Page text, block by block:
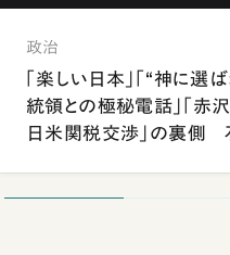
政治
「楽しい日本」「“神に選
統領との極秘電話」「赤
日米関税交渉」の裏側